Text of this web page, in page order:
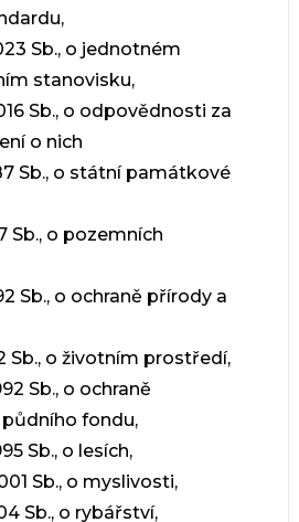
Sb., o jednotném
stanovisku,
Sb., o odpovědnosti za
o nich
Sb., o státní památkové
Sb., o pozemních
Sb., o ochraně přírody a
Sb., o životním prostředí,
Sb., o ochraně
fondu,
Sb., o lesích,
Sb., o myslivosti,
Sb., o rybářství,